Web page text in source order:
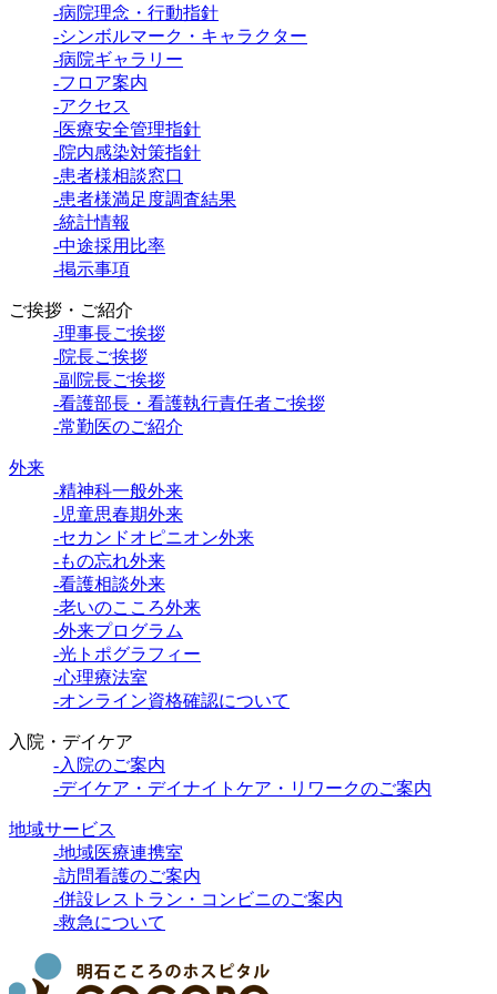
-病院理念・行動指針
-シンボルマーク・キャラクター
-病院ギャラリー
-フロア案内
-アクセス
-医療安全管理指針
-院内感染対策指針
-患者様相談窓口
-患者様満足度調査結果
-統計情報
-中途採用比率
-掲示事項
ご挨拶・ご紹介
-理事長ご挨拶
-院長ご挨拶
-副院長ご挨拶
-看護部長・看護執行責任者ご挨拶
-常勤医のご紹介
外来
-精神科一般外来
-児童思春期外来
-セカンドオピニオン外来
-もの忘れ外来
-看護相談外来
-老いのこころ外来
-外来プログラム
-光トポグラフィー
-心理療法室
-オンライン資格確認について
入院・デイケア
-入院のご案内
-デイケア・デイナイトケア・リワークのご案内
地域サービス
-地域医療連携室
-訪問看護のご案内
-併設レストラン・コンビニのご案内
-救急について